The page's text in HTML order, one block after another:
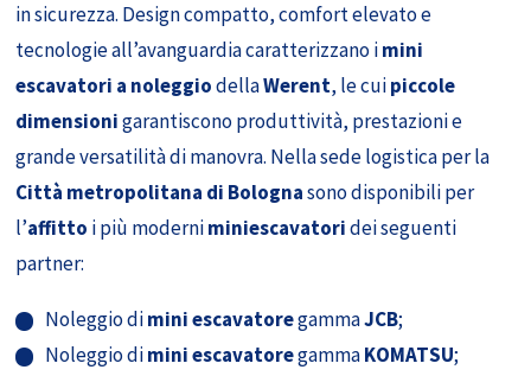
in sicurezza. Design compatto, comfort elevato e
tecnologie all’avanguardia caratterizzano imini
escavatori a noleggiodellaWerent, le cuipiccole
dimensionigarantiscono produttività, prestazioni e
grande versatilità di manovra. Nella sede logistica per la
Città metropolitana di Bolognasono disponibili per
l’affitto i più moderniminiescavatoridei seguenti
partner:
Noleggio dimini escavatoregammaJCB;
Noleggio dimini escavatoregammaKOMATSU;